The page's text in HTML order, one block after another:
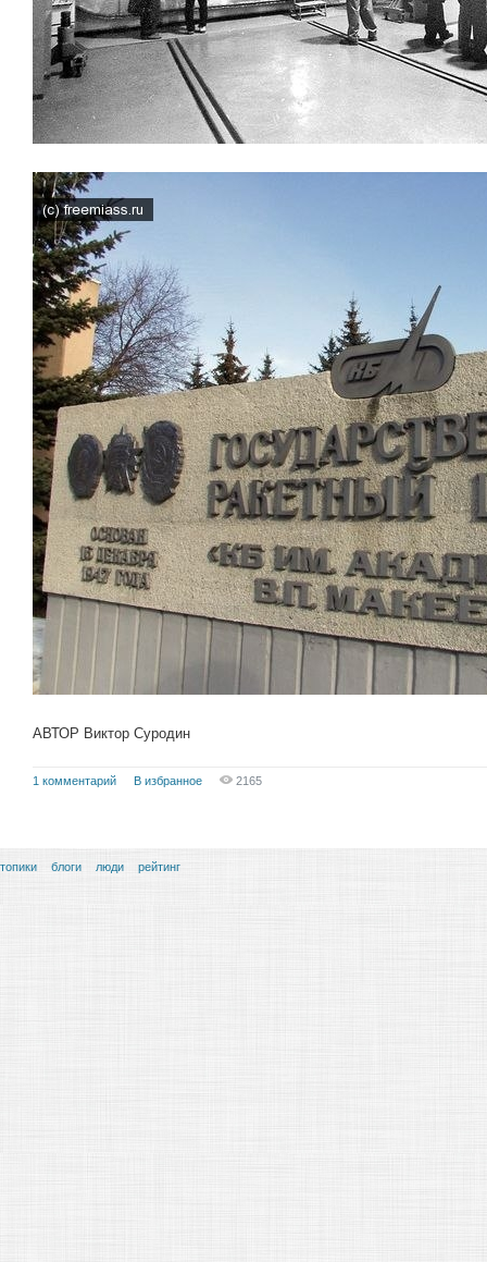
АВТОР Виктор Суродин
1 комментарий В избранное 2165
топики блоги люди рейтинг